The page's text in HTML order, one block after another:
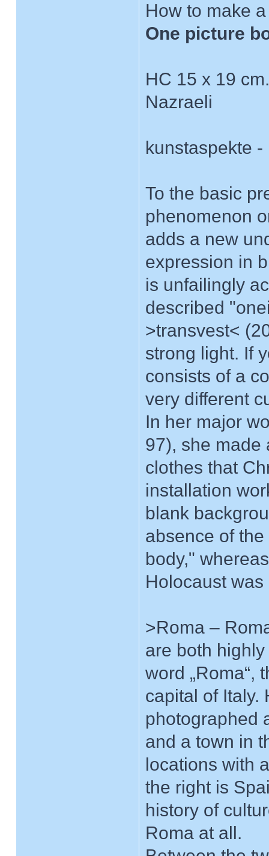
How to make
One picture
HC 15 x 19
Nazraeli
kunstaspekte
To the basic
phenomenon
adds a new
expression in
is unfailingly
described
>transvest<
strong light. If
consists of a
very different
In her major
97), she made
clothes that
installation
blank
absence of
body,"
Holocaust
>Roma –
are both
word „Roma“,
capital of Italy.
photographed
and a town in
locations with
the right is
history of
Roma at all.